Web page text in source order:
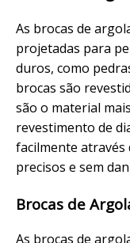
As brocas de
projetadas para
duros, como
brocas são
são o material
revestimento de
facilmente através
precisos e sem
Brocas de
As brocas de